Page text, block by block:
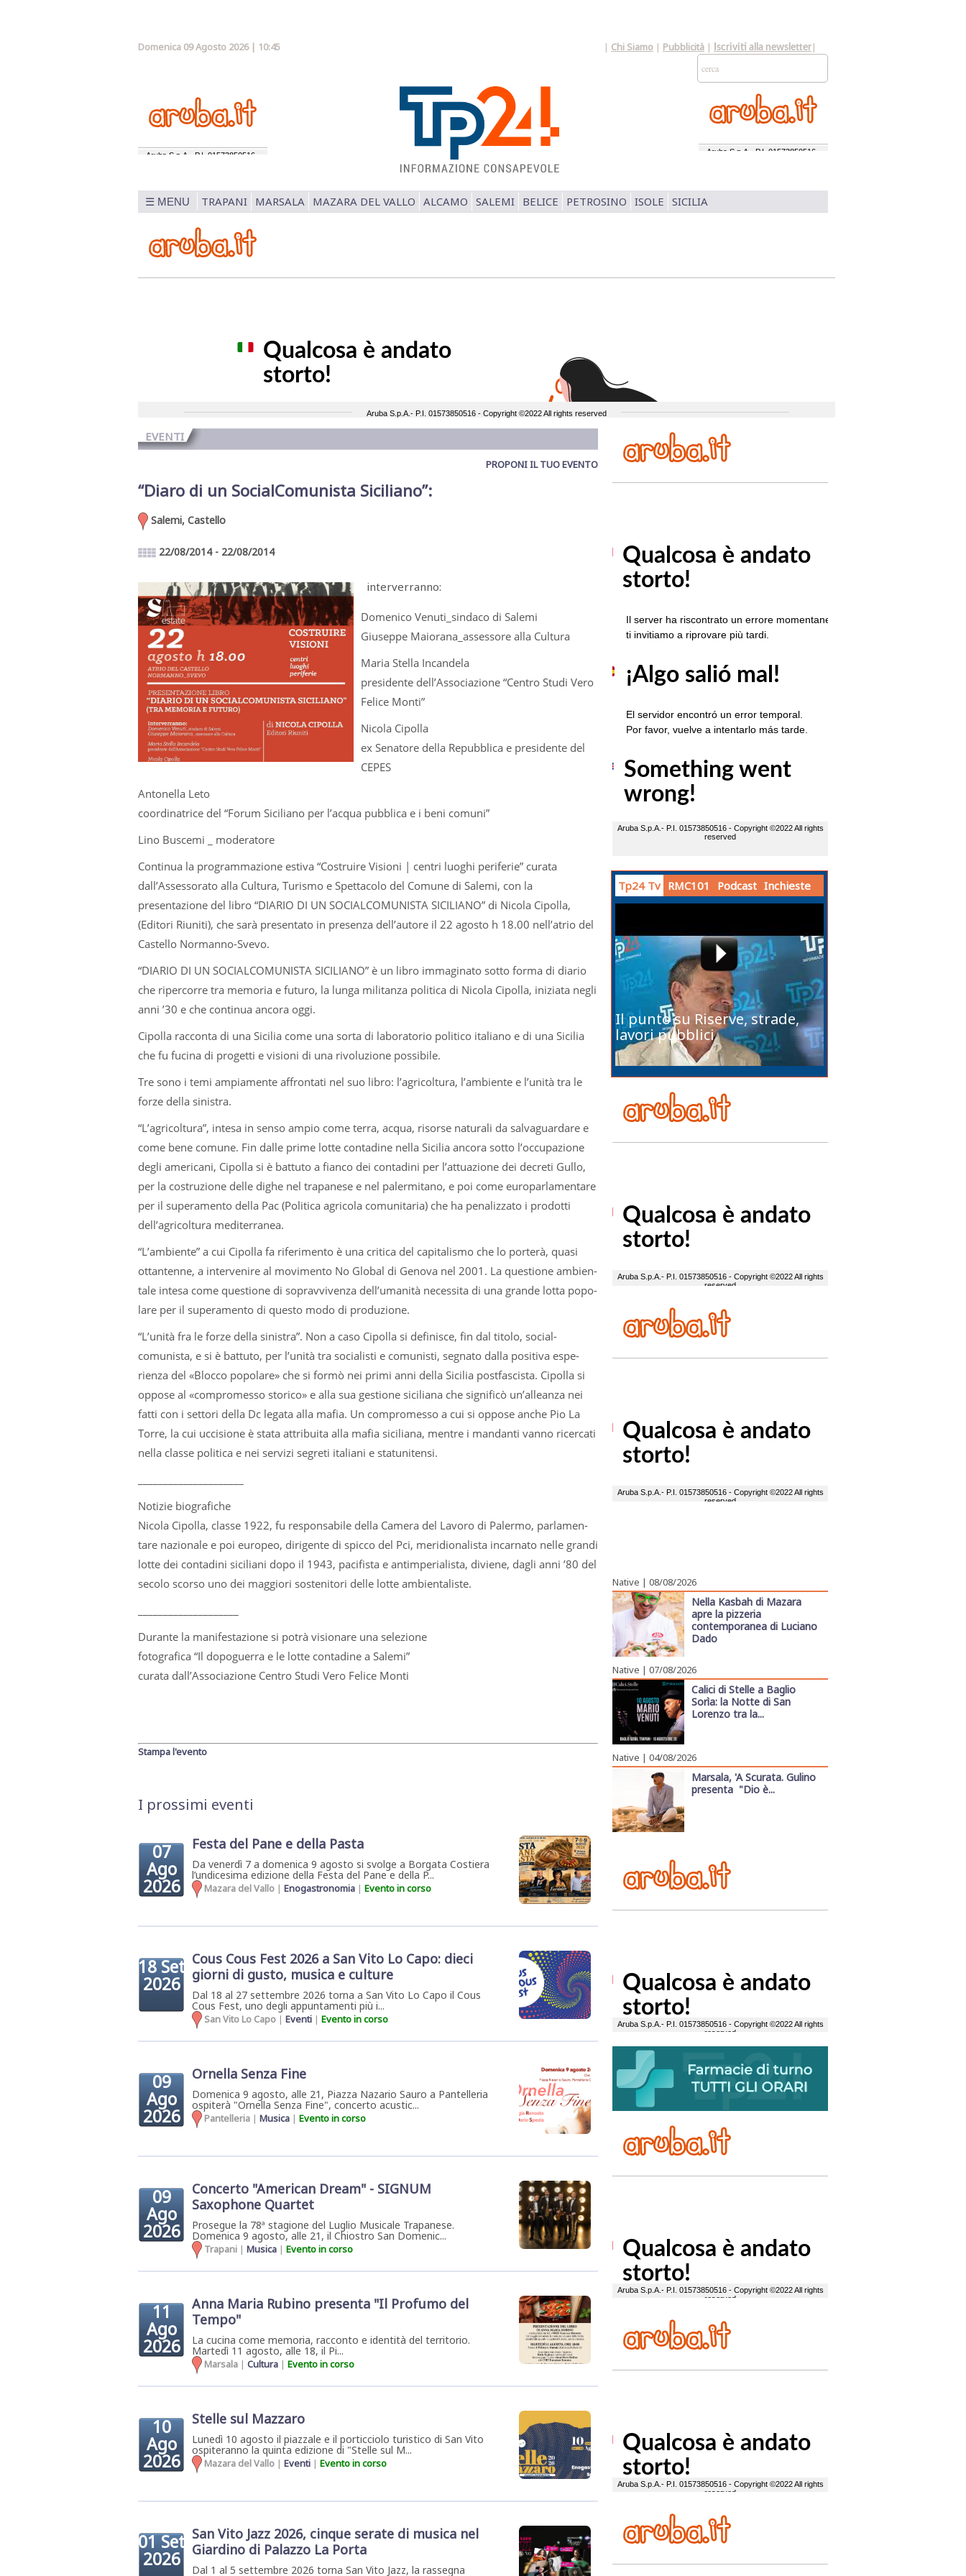
Domenica 09 Agosto 2026 | 10:45 | Chi Siamo | Pubblicità | Iscriviti alla newsletter |
☰ MENU TRAPANI MARSALA MAZARA DEL VALLO ALCAMO SALEMI BELICE PETROSINO ISOLE SICILIA
EVENTI
PROPONI IL TUO EVENTO
“Diaro di un SocialComunista Siciliano”:
Salemi, Castello
22/08/2014 - 22/08/2014
interverranno:
Domenico Venuti_sindaco di Salemi
Giuseppe Maiorana_assessore alla Cultura
Maria Stella Incandela
presidente dell’Associazione “Centro Studi Vero
Felice Monti”
Nicola Cipolla
ex Senatore della Repubblica e presidente del
CEPES
Antonella Leto
coordinatrice del “Forum Siciliano per l’acqua pubblica e i beni comuni”
Lino Buscemi _ moderatore
Continua la programmazione estiva “Costruire Visioni | centri luoghi periferie” curata
dall’Assessorato alla Cultura, Turismo e Spettacolo del Comune di Salemi, con la
presentazione del libro “DIARIO DI UN SOCIALCOMUNISTA SICILIANO” di Nicola Cipolla,
(Editori Riuniti), che sarà presentato in presenza dell’autore il 22 agosto h 18.00 nell’atrio del
Castello Normanno-Svevo.
“DIARIO DI UN SOCIALCOMUNISTA SICILIANO” è un libro immaginato sotto forma di diario
che ripercorre tra memoria e futuro, la lunga militanza politica di Nicola Cipolla, iniziata negli
anni ’30 e che continua ancora oggi.
Cipolla racconta di una Sici­lia come una sorta di labo­ra­to­rio poli­tico ita­liano e di una Sicilia
che fu fucina di pro­getti e visioni di una rivo­lu­zione pos­si­bile.
Tre sono i temi ampiamente affron­tati nel suo libro: l’agricoltura, l’ambiente e l’unità tra le
forze della sinistra.
“L’agricoltura”, intesa in senso ampio come terra, acqua, risorse natu­rali da sal­va­guar­dare e
come bene comune. Fin dalle prime lotte con­ta­dine nella Sici­lia ancora sotto l’occupazione
degli americani, Cipolla si è bat­tuto a fianco dei con­ta­dini per l’attuazione dei decreti Gullo,
per la costru­zione delle dighe nel tra­pa­nese e nel paler­mi­tano, e poi come euro­par­la­men­tare
per il supe­ra­mento della Pac (Poli­tica agri­cola comu­ni­ta­ria) che ha pena­liz­zato i pro­dotti
dell’agricoltura medi­ter­ra­nea.
“L’ambiente” a cui Cipolla fa riferimento è una cri­tica del capi­ta­li­smo che lo por­terà, quasi
ottan­tenne, a inter­ve­nire al movi­mento No Glo­bal di Genova nel 2001. La que­stione ambien­
tale intesa come que­stione di soprav­vi­venza dell’umanità neces­sita di una grande lotta popo­
lare per il supe­ra­mento di que­sto modo di pro­du­zione.
“L’unità fra le forze della sini­stra”. Non a caso Cipolla si defi­ni­sce, fin dal titolo, social-
comunista, e si è bat­tuto, per l’unità tra socia­li­sti e comu­ni­sti, segnato dalla posi­tiva espe­
rienza del «Blocco popo­lare» che si formò nei primi anni della Sici­lia post­fa­sci­sta. Cipolla si
oppose al «com­pro­messo sto­rico» e alla sua gestione sici­liana che signi­ficò un’alleanza nei
fatti con i set­tori della Dc legata alla mafia. Un com­pro­messo a cui si oppose anche Pio La
Torre, la cui ucci­sione è stata attri­buita alla mafia sici­liana, men­tre i man­danti vanno ricer­cati
nella classe poli­tica e nei ser­vizi segreti ita­liani e sta­tu­ni­tensi.
Notizie biografiche
Nicola Cipolla, classe 1922, fu respon­sa­bile della Camera del Lavoro di Palermo, par­la­men­
tare nazio­nale e poi euro­peo, diri­gente di spicco del Pci, meri­dio­na­li­sta incar­nato nelle grandi
lotte dei con­ta­dini sici­liani dopo il 1943, paci­fi­sta e antim­pe­ria­li­sta, diviene, dagli anni ’80 del
secolo scorso uno dei mag­giori soste­ni­tori delle lotte ambien­ta­li­ste.
Durante la manifestazione si potrà visionare una selezione
fotografica “Il dopoguerra e le lotte contadine a Salemi”
curata dall’Associazione Centro Studi Vero Felice Monti
Stampa l'evento
I prossimi eventi
07
Ago
2026
Festa del Pane e della Pasta
Da venerdì 7 a domenica 9 agosto si svolge a Borgata Costiera
l’undicesima edizione della Festa del Pane e della P...
Mazara del Vallo | Enogastronomia | Evento in corso
18 Set
2026
Cous Cous Fest 2026 a San Vito Lo Capo: dieci
giorni di gusto, musica e culture
Dal 18 al 27 settembre 2026 torna a San Vito Lo Capo il Cous
Cous Fest, uno degli appuntamenti più i...
San Vito Lo Capo | Eventi | Evento in corso
09
Ago
2026
Ornella Senza Fine
Domenica 9 agosto, alle 21, Piazza Nazario Sauro a Pantelleria
ospiterà "Ornella Senza Fine", concerto acustic...
Pantelleria | Musica | Evento in corso
09
Ago
2026
Concerto "American Dream" - SIGNUM
Saxophone Quartet
Prosegue la 78ª stagione del Luglio Musicale Trapanese.
Domenica 9 agosto, alle 21, il Chiostro San Domenic...
Trapani | Musica | Evento in corso
11
Ago
2026
Anna Maria Rubino presenta "Il Profumo del
Tempo"
La cucina come memoria, racconto e identità del territorio.
Martedì 11 agosto, alle 18, il Pi...
Marsala | Cultura | Evento in corso
10
Ago
2026
Stelle sul Mazzaro
Lunedì 10 agosto il piazzale e il porticciolo turistico di San Vito
ospiteranno la quinta edizione di "Stelle sul M...
Mazara del Vallo | Eventi | Evento in corso
01 Set
2026
San Vito Jazz 2026, cinque serate di musica nel
Giardino di Palazzo La Porta
Dal 1 al 5 settembre 2026 torna San Vito Jazz, la rassegna
Tp24 Tv RMC101 Podcast Inchieste
Il punto su Riserve, strade,
lavori pubblici
Native | 08/08/2026
Nella Kasbah di Mazara
apre la pizzeria
contemporanea di Luciano
Dado
Native | 07/08/2026
Calici di Stelle a Baglio
Sorìa: la Notte di San
Lorenzo tra la...
Native | 04/08/2026
Marsala, 'A Scurata. Gulino
presenta "Dio è...